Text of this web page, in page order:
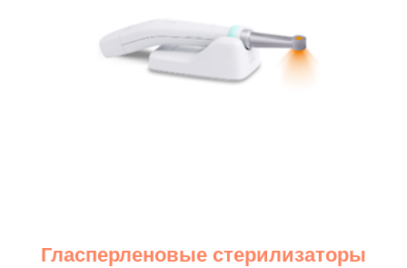
Гласперленовые стерилизаторы